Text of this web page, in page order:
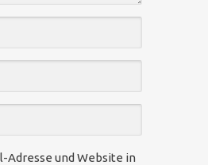
Adresse und Website in